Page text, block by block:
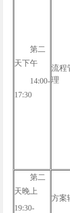
第二
天下午
14:00-
17:30
流程
理
第二
天晚上
19:30-
方案